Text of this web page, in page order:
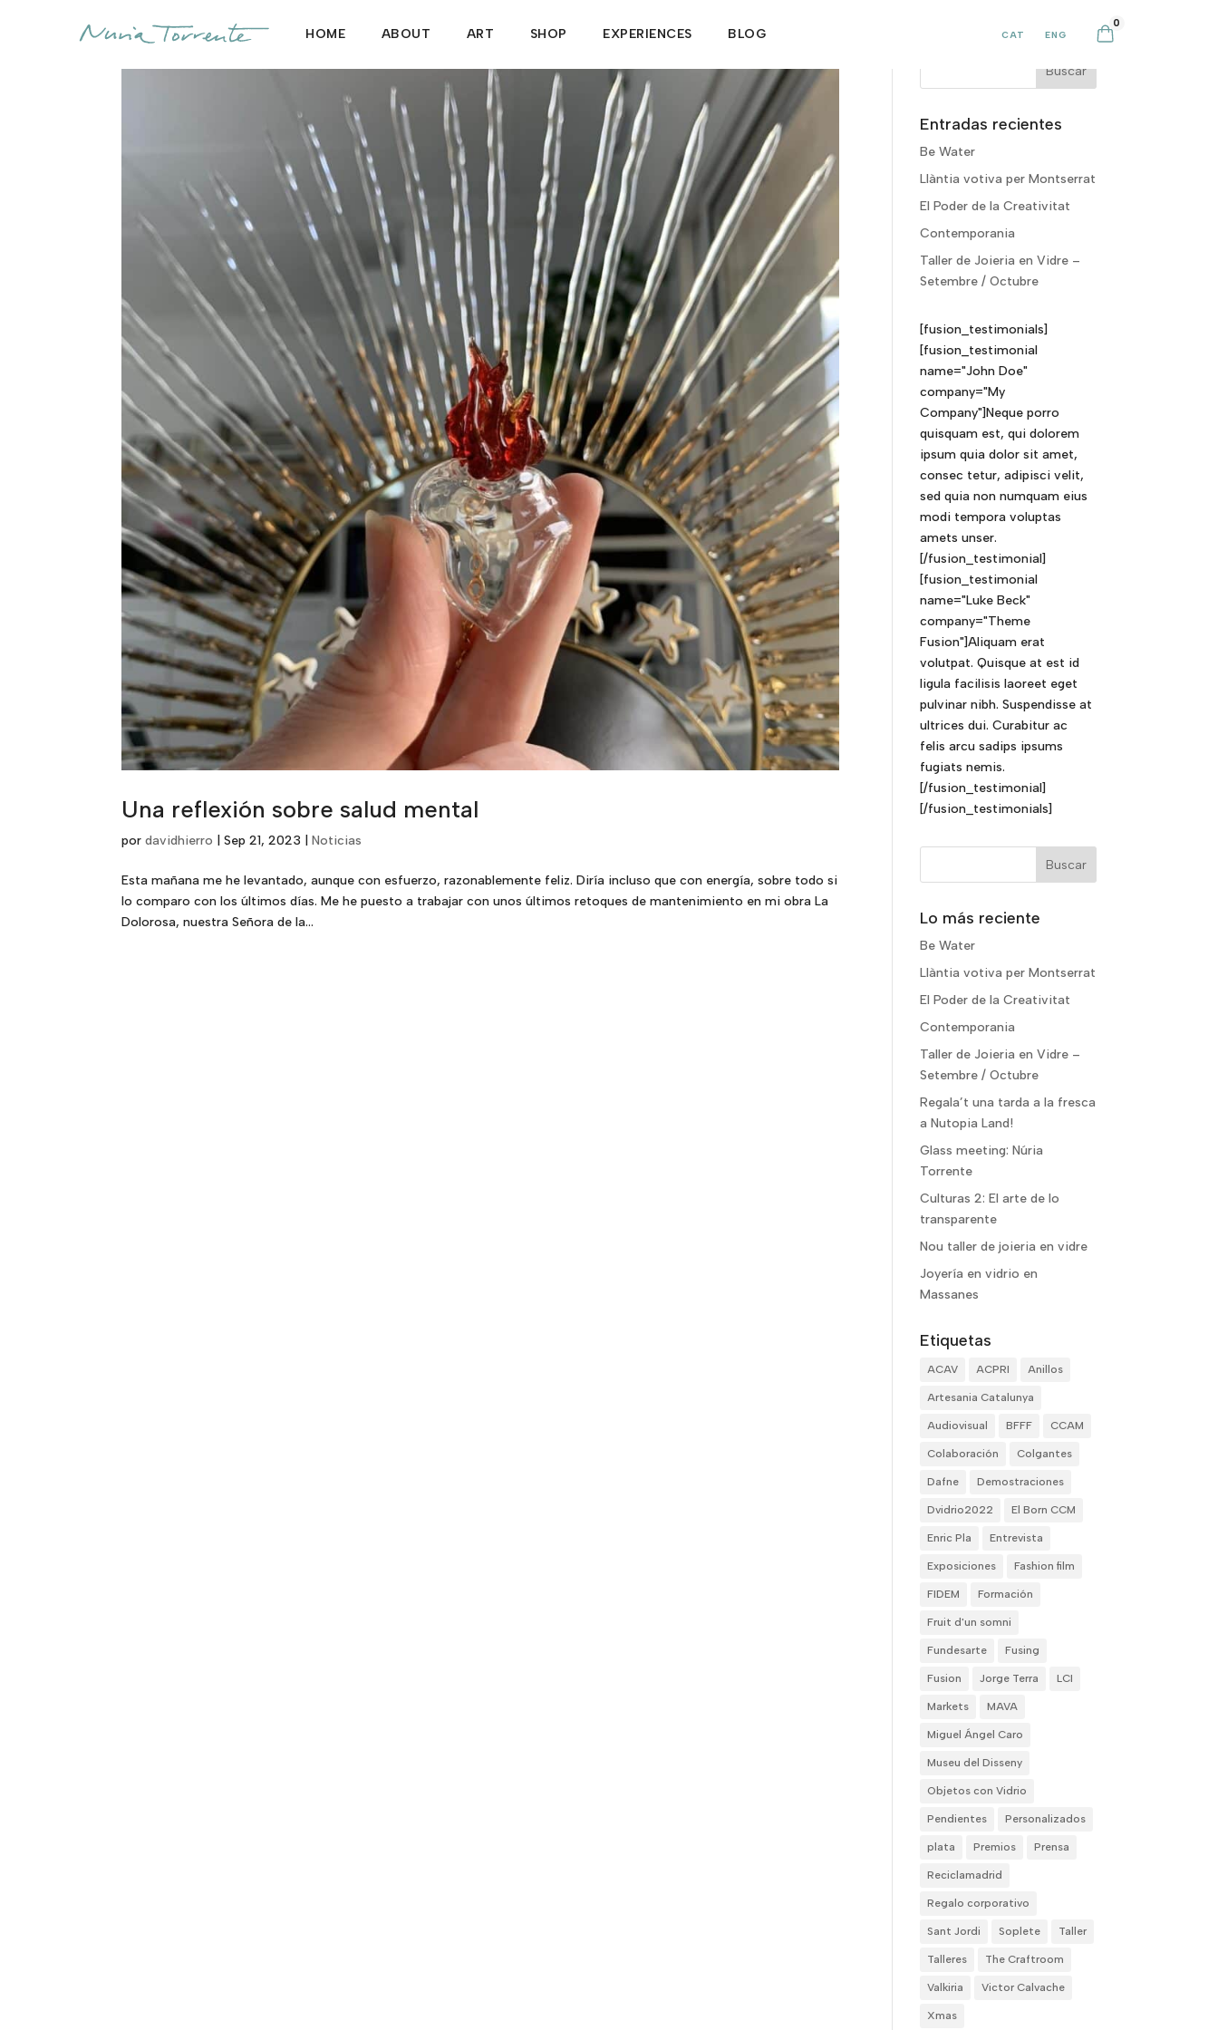
HOME ABOUT ART SHOP EXPERIENCES BLOG CAT ENG
0
Una reflexión sobre salud mental
pordavidhierro |Sep 21, 2023 |Noticias
Esta mañana me he levantado, aunque con esfuerzo, razonablemente feliz. Diría incluso que con energía, sobre todo si
lo comparo con los últimos días. Me he puesto a trabajar con unos últimos retoques de mantenimiento en mi obra La
Dolorosa, nuestra Señora de la...
Entradas recientes
Be Water
Llàntia votiva per Montserrat
El Poder de la Creativitat
Contemporania
Taller de Joieria en Vidre –
Setembre / Octubre
[fusion_testimonials]
[fusion_testimonial
name="John Doe"
company="My
Company"]Neque porro
quisquam est, qui dolorem
ipsum quia dolor sit amet,
consec tetur, adipisci velit,
sed quia non numquam eius
modi tempora voluptas
amets unser.
[/fusion_testimonial]
[fusion_testimonial
name="Luke Beck"
company="Theme
Fusion"]Aliquam erat
volutpat. Quisque at est id
ligula facilisis laoreet eget
pulvinar nibh. Suspendisse at
ultrices dui. Curabitur ac
felis arcu sadips ipsums
fugiats nemis.
[/fusion_testimonial]
[/fusion_testimonials]
Lo más reciente
Be Water
Llàntia votiva per Montserrat
El Poder de la Creativitat
Contemporania
Taller de Joieria en Vidre –
Setembre / Octubre
Regala’t una tarda a la fresca
a Nutopia Land!
Glass meeting: Núria
Torrente
Culturas 2: El arte de lo
transparente
Nou taller de joieria en vidre
Joyería en vidrio en
Massanes
Etiquetas
ACAV ACPRI Anillos
Artesania Catalunya
Audiovisual BFFF CCAM
Colaboración Colgantes
Dafne Demostraciones
Dvidrio2022 El Born CCM
Enric Pla Entrevista
Exposiciones Fashion film
FIDEM Formación
Fruit d'un somni
Fundesarte Fusing
Fusion Jorge Terra LCI
Markets MAVA
Miguel Ángel Caro
Museu del Disseny
Objetos con Vidrio
Pendientes Personalizados
plata Premios Prensa
Reciclamadrid
Regalo corporativo
Sant Jordi Soplete Taller
Talleres The Craftroom
Valkiria Victor Calvache
Xmas